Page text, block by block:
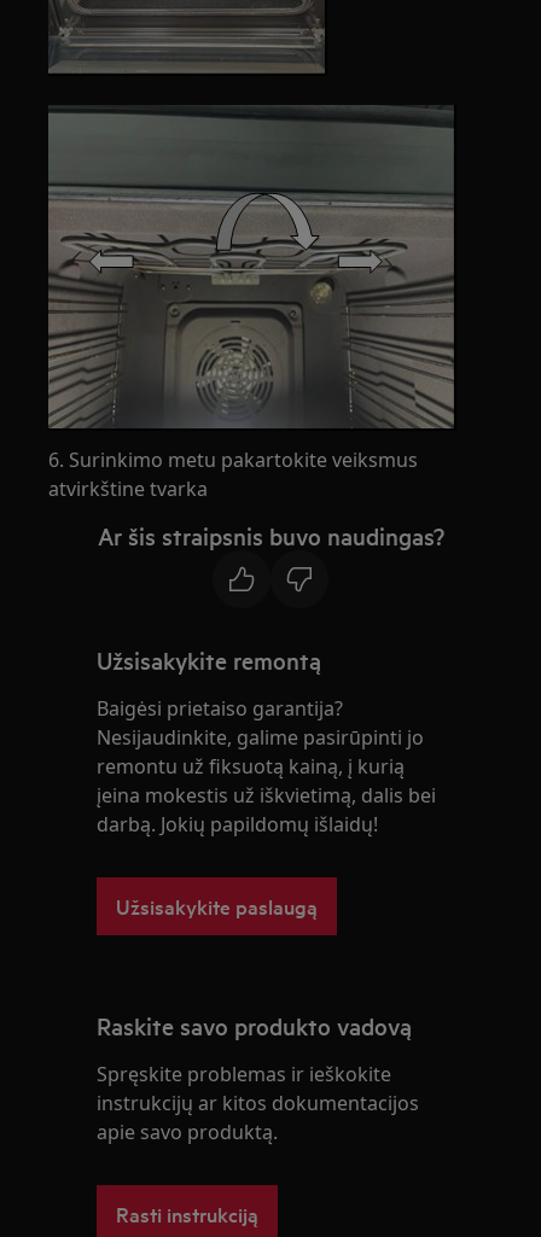
6. Surinkimo metu pakartokite veiksmus
atvirkštine tvarka
Ar šis straipsnis buvo naudingas?
Užsisakykite remontą
Baigėsi prietaiso garantija?
Nesijaudinkite, galime pasirūpinti jo
remontu už fiksuotą kainą, į kurią
įeina mokestis už iškvietimą, dalis bei
darbą. Jokių papildomų išlaidų!
Užsisakykite paslaugą
Raskite savo produkto vadovą
Spręskite problemas ir ieškokite
instrukcijų ar kitos dokumentacijos
apie savo produktą.
Rasti instrukciją